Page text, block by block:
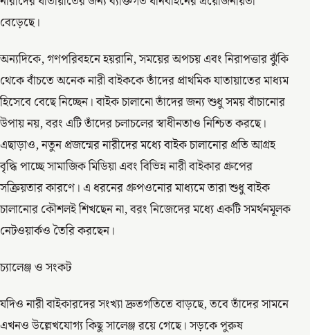
বেড়েছে।
অন্যদিকে, গণপরিবহনে হয়রানি, সময়ের অপচয় এবং নিরাপত্তার ঝুঁকি
থেকে বাঁচতে অনেক নারী বাইককে তাঁদের প্রাথমিক যাতায়াতের মাধ্যম
হিসেবে বেছে নিচ্ছেন। বাইক চালানো তাঁদের জন্য শুধু সময় বাঁচানোর
উপায় নয়, বরং এটি তাঁদের চলাচলের স্বাধীনতাও নিশ্চিত করছে।
এছাড়াও, নতুন প্রজন্মের নারীদের মধ্যে বাইক চালানোর প্রতি আগ্রহ
বৃদ্ধি পাচ্ছে সামাজিক মিডিয়া এবং বিভিন্ন নারী বাইকার গ্রুপের
সক্রিয়তার কারণে। এ ধরনের গ্রুপওনোর মাধ্যমে তারা শুধু বাইক
চালানোর কৌশলই শিখছেন না, বরং নিজেদের মধ্যে একটি সমর্থনমূলক
নেটওয়ার্কও তৈরি করছেন।
চ্যালেঞ্জ ও সংকট
যদিও নারী বাইকারদের সংখ্যা দ্রুতগতিতে বাড়ছে, তবে তাঁদের সামনে
এখনও উল্লেখযোগ্য কিছু সালেঞ্জ রয়ে গেছে। সড়কে পুরুষ